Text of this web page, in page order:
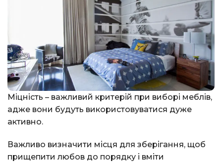
Міцність – важливий критерій при виборі меблів,
адже вони будуть використовуватися дуже
активно.
Важливо визначити місця для зберігання, щоб
прищепити любов до порядку і вміти